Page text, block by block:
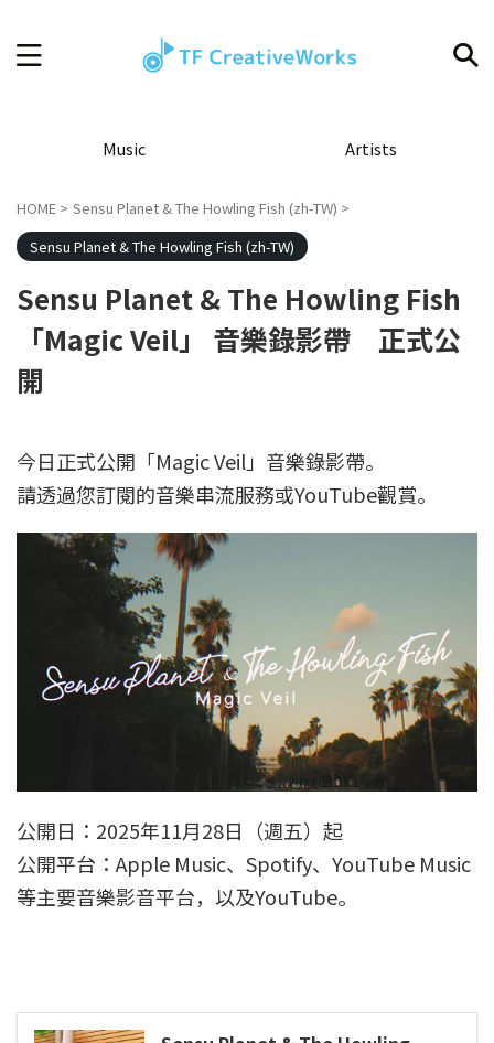
Music Artists
HOME > Sensu Planet & The Howling Fish (zh-TW) >
Sensu Planet & The Howling Fish (zh-TW)
Sensu Planet & The Howling Fish
「Magic Veil」 音樂錄影帶 正式公
開
今日正式公開「Magic Veil」音樂錄影帶。
請透過您訂閱的音樂串流服務或YouTube觀賞。
公開日：2025年11月28日（週五）起
公開平台：Apple Music、Spotify、YouTube Music
等主要音樂影音平台，以及YouTube。